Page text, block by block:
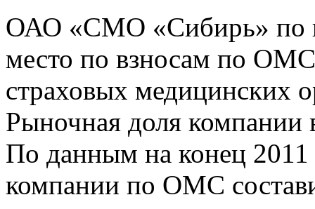
ОАО «СМО «Сибирь» по
место по взносам по ОМС
страховых медицинских
Рыночная доля компании
По данным на конец 2011
компании по ОМС